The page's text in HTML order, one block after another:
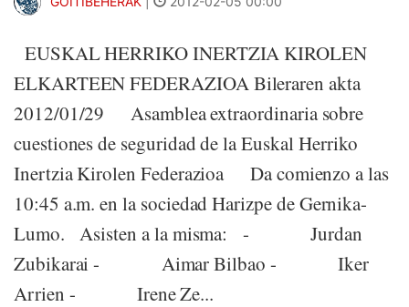
EUSKAL HERRIKO INERTZIA KIROLEN
ELKARTEEN FEDERAZIOA Bileraren akta
2012/01/29 Asamblea extraordinaria sobre
cuestiones de seguridad de la Euskal Herriko
Inertzia Kirolen Federazioa Da comienzo a las
10:45 a.m. en la sociedad Harizpe de Gernika-
Lumo. Asisten a la misma: - Jurdan
Zubikarai - Aimar Bilbao - Iker
Arrien - Irene Ze...